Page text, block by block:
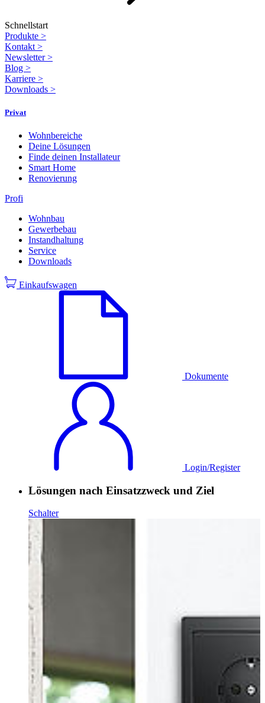
Schnellstart
Produkte >
Kontakt >
Newsletter>
Blog >
Karriere >
Downloads >
Privat
Wohnbereiche
Deine Lösungen
Finde deinen Installateur
Smart Home
Renovierung
Profi
Wohnbau
Gewerbebau
Instandhaltung
Service
Downloads
Einkaufswagen
Dokumente
Login/Register
Lösungen nach Einsatzzweck und Ziel
Schalter